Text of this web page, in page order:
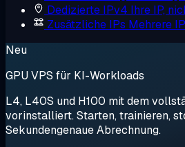
Dedizierte IPv4 Ihre IP,
Zusätzliche IPs Mehrere
Neu
GPU VPS für KI-Workloads
L4, L40S und H100 mit dem
vorinstalliert. Starten, trainieren,
Sekundengenaue Abrechnung.